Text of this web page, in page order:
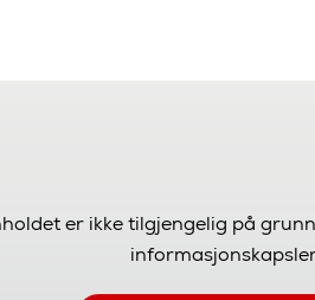
er ikke tilgjengelig på